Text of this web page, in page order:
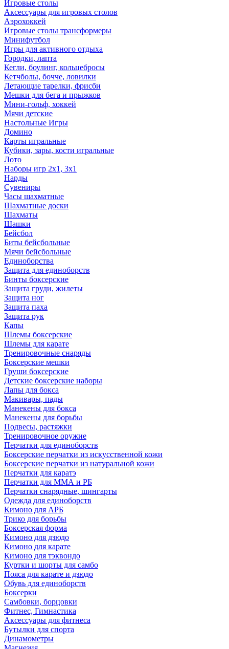
Игровые столы
Аксессуары для игровых столов
Аэрохоккей
Игровые столы трансформеры
Минифутбол
Игры для активного отдыха
Городки, лапта
Кегли, боулинг, кольцебросы
Кетчболы, бочче, ловилки
Летающие тарелки, фрисби
Мешки для бега и прыжков
Мини-гольф, хоккей
Мячи детские
Настольные Игры
Домино
Карты игральные
Кубики, зары, кости игральные
Лото
Наборы игр 2х1, 3х1
Нарды
Сувениры
Часы шахматные
Шахматные доски
Шахматы
Шашки
Бейсбол
Биты бейсбольные
Мячи бейсбольные
Единоборства
Защита для единоборств
Бинты боксерские
Защита груди, жилеты
Защита ног
Защита паха
Защита рук
Капы
Шлемы боксерские
Шлемы для карате
Тренировочные снаряды
Боксерские мешки
Груши боксерские
Детские боксерские наборы
Лапы для бокса
Макивары, пады
Манекены для бокса
Манекены для борьбы
Подвесы, растяжки
Тренировочное оружие
Перчатки для единоборств
Боксерские перчатки из искусственной кожи
Боксерские перчатки из натуральной кожи
Перчатки для каратэ
Перчатки для ММА и РБ
Перчатки снарядные, шингарты
Одежда для единоборств
Кимоно для АРБ
Трико для борьбы
Боксерская форма
Кимоно для дзюдо
Кимоно для карате
Кимоно для тэквондо
Куртки и шорты для самбо
Пояса для карате и дзюдо
Обувь для единоборств
Боксерки
Самбовки, борцовки
Фитнес, Гимнастика
Аксессуары для фитнеса
Бутылки для спорта
Динамометры